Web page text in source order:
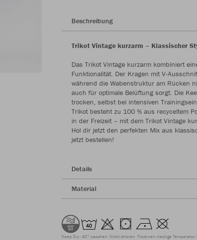
Beschreibung
Trikot Vintage kurzarm – Klassischer
Das Trikot Vintage kurzarm kombiniert
Funktionalität. Der Kragen mit V-
während die Wabenstruktur am Rücken
auch für optimale Belüftung sorgt. Die
trocken, selbst bei intensiven
Trikot besteht zu 100 % aus recyceltem
in der Freizeit – mit dem Trikot Vintage
Hol dir jetzt den perfekten Mix aus
jetzt bestellen!
Details
Material
Keep Dry 40° waschen Nicht chloren Trocknen niedrige Temperatur